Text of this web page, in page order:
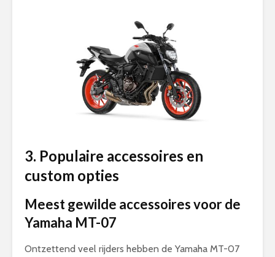
3. Populaire accessoires en
custom opties
Meest gewilde accessoires voor de
Yamaha MT-07
Ontzettend veel rijders hebben de Yamaha MT-07